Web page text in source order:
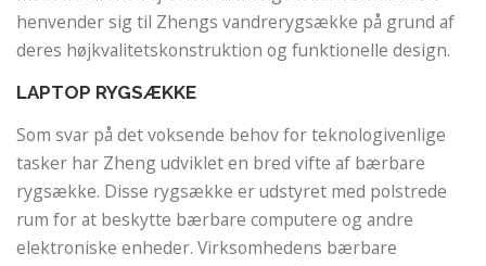
henvender sig til Zhengs vandrerygsække på grund af
deres højkvalitetskonstruktion og funktionelle design.
LAPTOP RYGSÆKKE
Som svar på det voksende behov for teknologivenlige
tasker har Zheng udviklet en bred vifte af bærbare
rygsække. Disse rygsække er udstyret med polstrede
rum for at beskytte bærbare computere og andre
elektroniske enheder. Virksomhedens bærbare